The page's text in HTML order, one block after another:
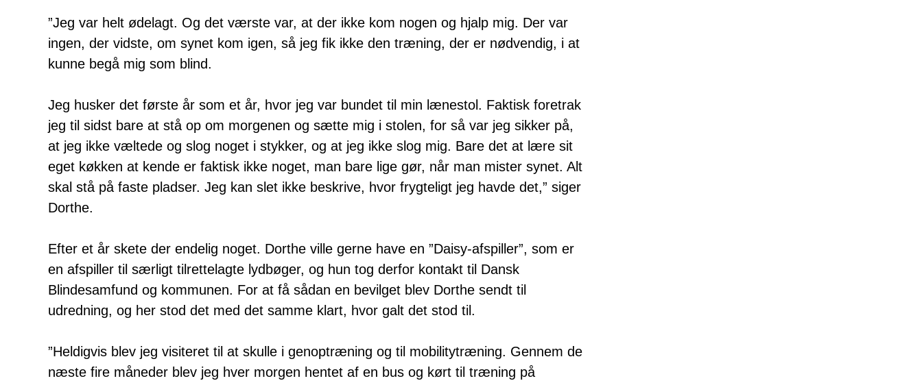
”Jeg var helt ødelagt. Og det værste var, at der ikke kom nogen og hjalp mig. Der var
ingen, der vidste, om synet kom igen, så jeg fik ikke den træning, der er nødvendig, i at
kunne begå mig som blind.
Jeg husker det første år som et år, hvor jeg var bundet til min lænestol. Faktisk foretrak
jeg til sidst bare at stå op om morgenen og sætte mig i stolen, for så var jeg sikker på,
at jeg ikke væltede og slog noget i stykker, og at jeg ikke slog mig. Bare det at lære sit
eget køkken at kende er faktisk ikke noget, man bare lige gør, når man mister synet. Alt
skal stå på faste pladser. Jeg kan slet ikke beskrive, hvor frygteligt jeg havde det,” siger
Dorthe.
Efter et år skete der endelig noget. Dorthe ville gerne have en ”Daisy-afspiller”, som er
en afspiller til særligt tilrettelagte lydbøger, og hun tog derfor kontakt til Dansk
Blindesamfund og kommunen. For at få sådan en bevilget blev Dorthe sendt til
udredning, og her stod det med det samme klart, hvor galt det stod til.
”Heldigvis blev jeg visiteret til at skulle i genoptræning og til mobilitytræning. Gennem de
næste fire måneder blev jeg hver morgen hentet af en bus og kørt til træning på